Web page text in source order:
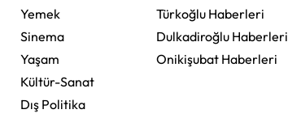
Yemek
Sinema
Yaşam
Kültür-Sanat
Dış Politika
Türkoğlu Haberleri
Dulkadiroğlu Haberleri
Onikişubat Haberleri